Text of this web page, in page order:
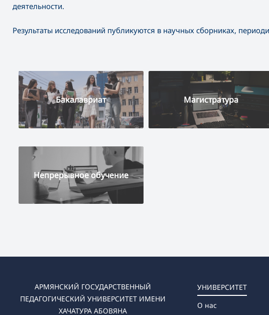
деятельности.
Результаты исследований публикуются в научных сборниках,
Бакалавриат Магистратура
Непрерывное обучение
АРМЯНСКИЙ ГОСУДАРСТВЕННЫЙ
ПЕДАГОГИЧЕСКИЙ УНИВЕРСИТЕТ ИМЕНИ
ХАЧАТУРА АБОВЯНА
УНИВЕРСИТЕТ
О нас